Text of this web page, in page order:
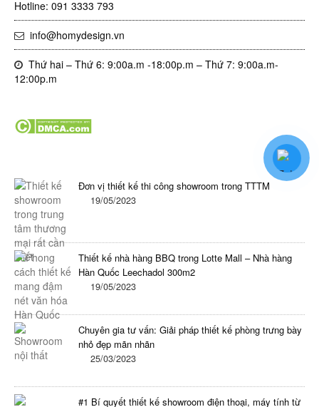
Hotline: 091 3333 793
info@homydesign.vn
Thứ hai – Thứ 6: 9:00a.m -18:00p.m – Thứ 7: 9:00a.m-
12:00p.m
Đơn vị thiết kế thi công showroom trong TTTM
19/05/2023
Thiết kế nhà hàng BBQ trong Lotte Mall – Nhà hàng
Hàn Quốc Leechadol 300m2
19/05/2023
Chuyên gia tư vấn: Giải pháp thiết kế phòng trưng bày
nhỏ đẹp mãn nhãn
25/03/2023
#1 Bí quyết thiết kế showroom điện thoại, máy tính từ